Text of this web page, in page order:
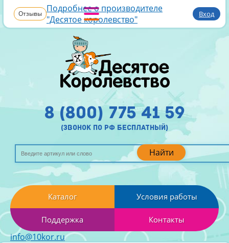
Отзывы Подробнее о производителе
"Десятое королевство"
Вход
Найти
8 (800) 775 41 59
(звонок по рф бесплатный)
Каталог Условия работы
Поддержка Контакты
info@10kor.ru